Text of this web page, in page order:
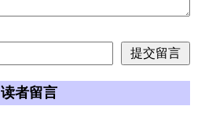
读者留言